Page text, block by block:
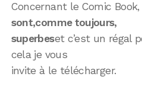
Concernant le Comic Book,
sont,comme toujours,
superbeset c’est un régal
cela je vous
invite à le télécharger.